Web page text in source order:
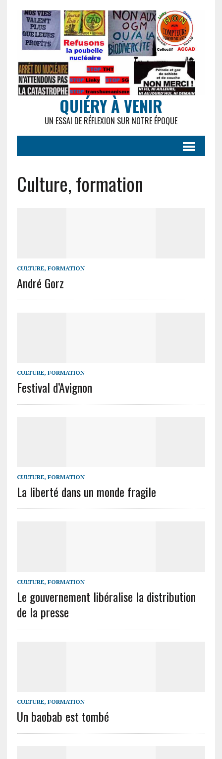
QUIÉRY À VENIR
UN ESSAI DE RÉFLEXION SUR NOTRE ÉPOQUE
Culture, formation
CULTURE, FORMATION
André Gorz
CULTURE, FORMATION
Festival d’Avignon
CULTURE, FORMATION
La liberté dans un monde fragile
CULTURE, FORMATION
Le gouvernement libéralise la distribution
de la presse
CULTURE, FORMATION
Un baobab est tombé